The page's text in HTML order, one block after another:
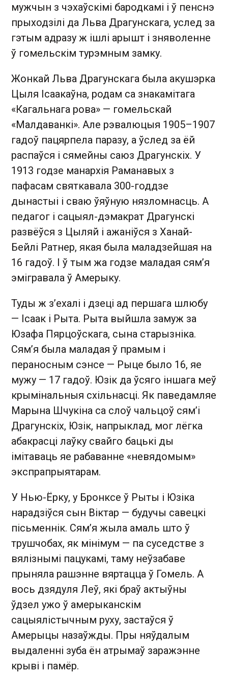
мужчын з чэхаўскімі бародкамі і ў пенснэ
прыходзілі да Льва Драгунскага, услед за
гэтым адразу ж ішлі арышт і зняволенне
ў гомельскім турэмным замку.
Жонкай Льва Драгунскага была акушэрка
Цыля Ісаакаўна, родам са знакамітага
«Кагальнага рова» — гомельскай
«Малдаванкі». Але рэвалюцыя 1905–1907
гадоў пацярпела паразу, а ўслед за ёй
распаўся і сямейны саюз Драгунскіх. У
1913 годзе манархія Раманавых з
пафасам святкавала 300-годдзе
дынастыі і сваю ўяўную нязломнасць. А
педагог і сацыял-дэмакрат Драгунскі
развёўся з Цыляй і ажаніўся з Ханай-
Бейлі Ратнер, якая была маладзейшая на
16 гадоў. І ў тым жа годзе маладая сям’я
эмігравала ў Амерыку.
Туды ж з’ехалі і дзеці ад першага шлюбу
— Ісаак і Рыта. Рыта выйшла замуж за
Юзафа Пярцоўскага, сына старызніка.
Сям’я была маладая ў прамым і
пераносным сэнсе — Рыце было 16, яе
мужу — 17 гадоў. Юзік да ўсяго іншага меў
крымінальныя схільнасці. Як паведамляе
Марына Шчукіна са слоў чальцоў сям’і
Драгунскіх, Юзік, напрыклад, мог лёгка
абакрасці лаўку свайго бацькі ды
імітаваць яе рабаванне «невядомым»
экспрапрыятарам.
У Нью-Ёрку, у Бронксе ў Рыты і Юзіка
нарадзіўся сын Віктар — будучы савецкі
пісьменнік. Сям’я жыла амаль што ў
трушчобах, як мінімум — па суседстве з
вялізнымі пацукамі, таму неўзабаве
прыняла рашэнне вяртацца ў Гомель. А
вось дзядуля Леў, які браў актыўны
ўдзел ужо ў амерыканскім
сацыялістычным руху, застаўся ў
Амерыцы назаўжды. Пры няўдалым
выдаленні зуба ён атрымаў заражэнне
крыві і памёр.